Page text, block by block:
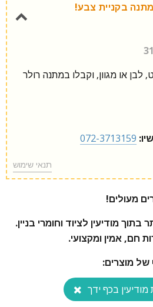
בקניית צבע!
נירלט, לבן או מגוון, וקבלו במתנה רולר
072-3713159
תנאי שימוש
מעולים!
מודיעין לציוד וחומרי בניין.
של מוצרים:
שיק
מודיעין בכף ידך